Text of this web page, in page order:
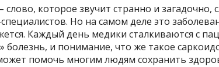
слово, которое звучит странно и загадочно,
Но на самом деле это
Каждый день медики сталкиваются с
болезнь, и понимание, что же такое
помочь многим людям сохранить